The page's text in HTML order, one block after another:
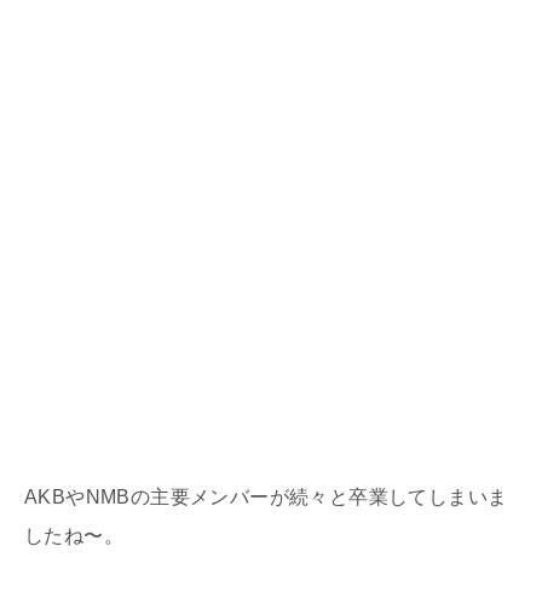
AKBやNMBの主要メンバーが続々と卒業してしまいま
したね〜。